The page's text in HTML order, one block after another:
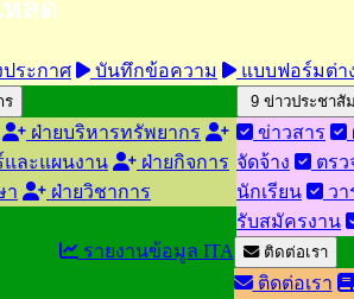
หลด
ระกาศ บันทึกข้อความ แบบฟอร์มต่า
ร
ฝ่ายบริหารทรัพยากร
และแผนงาน
ฝ่ายกิจการ
า
ฝ่ายวิชาการ
9 ข่าวประชาสั
ข่าวสาร
จัดจ้าง
ตร
นักเรียน
ว
รับสมัครงาน
รายงานข้อมูล ITA
ติดต่อเรา
ติดต่อเรา